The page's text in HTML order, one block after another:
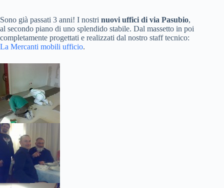
Sono già passati 3 anni! I nostri nuovi uffici di via Pasubio,
al secondo piano di uno splendido stabile. Dal massetto in poi
completamente progettati e realizzati dal nostro staff tecnico:
La Mercanti mobili ufficio.